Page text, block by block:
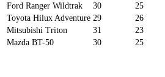
Ford Ranger Wildtrak
30 25
Toyota Hilux Adventure 29 26
Mitsubishi Triton
31 23
Mazda BT-50
30 25